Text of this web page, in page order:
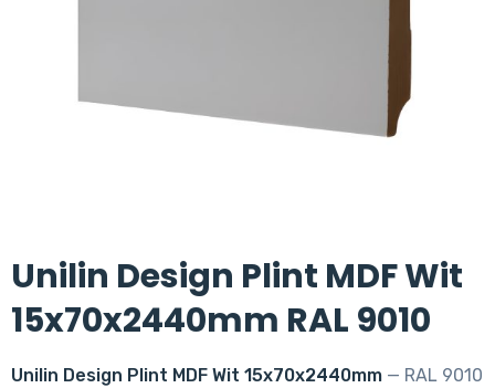
Unilin Design Plint MDF Wit
15x70x2440mm RAL 9010
Unilin Design Plint MDF Wit 15x70x2440mm — RAL 9010